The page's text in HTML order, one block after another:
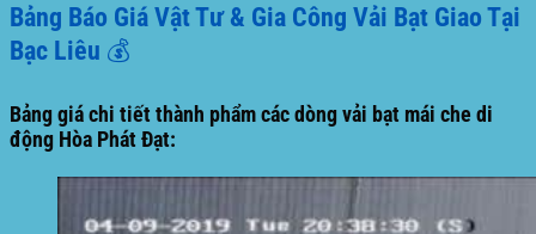
Bảng Báo Giá Vật Tư & Gia Công Vải Bạt Giao Tại
Bạc Liêu 💰
Bảng giá chi tiết thành phẩm các dòng vải bạt mái che di
động Hòa Phát Đạt: